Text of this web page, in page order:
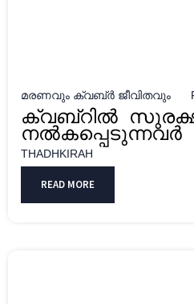
മരണവും ക്വബ്ർ ജീവിതവും
ക്വബ്റിൽ
നൽകപ്പെടുന്നവർ
THADHKIRAH
READ MORE